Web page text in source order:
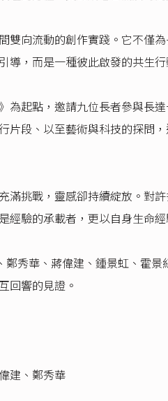
雙向流動的創作實踐。它不僅
導，而是一種彼此啟發的共生
為起點，邀請九位長者參與長
片段、以至藝術與科技的探問
滿挑戰，靈感卻持續綻放。對
經驗的承載者，更以自身生命
秀華、蔣偉建、鍾景虹、霍
回響的見證。
建、鄭秀華